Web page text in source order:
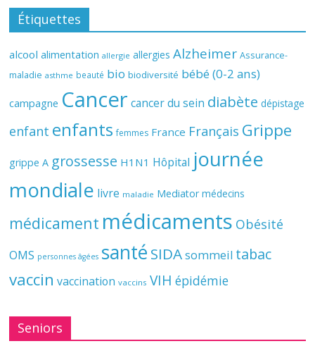
Étiquettes
alcool alimentation allergie allergies Alzheimer Assurance-
maladie asthme beauté bio biodiversité bébé (0-2 ans)
campagne Cancer cancer du sein diabète dépistage
enfant enfants femmes France Français Grippe
grippe A grossesse H1N1 Hôpital journée
mondiale livre maladie Mediator médecins
médicament médicaments Obésité
OMS personnes âgées santé SIDAsommeil tabac
vaccin vaccination vaccins VIH épidémie
Seniors